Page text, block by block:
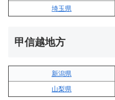
埼玉県
甲信越地方
新潟県
山梨県